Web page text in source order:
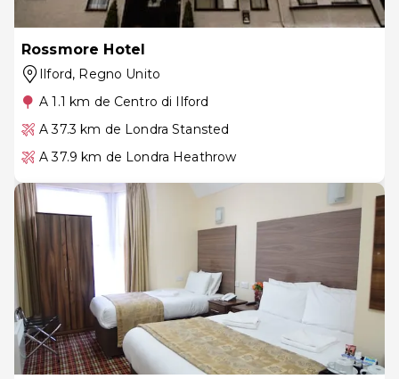
Rossmore Hotel
Ilford, Regno Unito
A 1.1 km de Centro di Ilford
A 37.3 km de Londra Stansted
A 37.9 km de Londra Heathrow